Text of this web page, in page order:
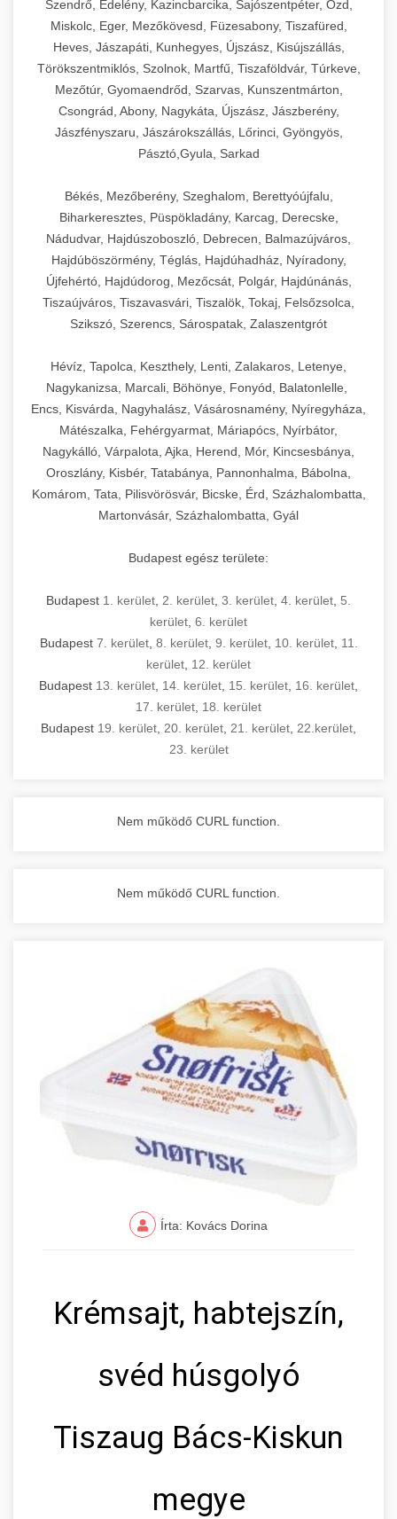
Szendrő, Edelény, Kazincbarcika, Sajószentpéter, Ózd,
Miskolc, Eger, Mezőkövesd, Füzesabony, Tiszafüred,
Heves, Jászapáti, Kunhegyes, Újszász, Kisújszállás,
Törökszentmiklós, Szolnok, Martfű, Tiszaföldvár, Túrkeve,
Mezőtúr, Gyomaendrőd, Szarvas, Kunszentmárton,
Csongrád, Abony, Nagykáta, Újszász, Jászberény,
Jászfényszaru, Jászárokszállás, Lőrinci, Gyöngyös,
Pásztó,Gyula, Sarkad
Békés, Mezőberény, Szeghalom, Berettyóújfalu,
Biharkeresztes, Püspökladány, Karcag, Derecske,
Nádudvar, Hajdúszoboszló, Debrecen, Balmazújváros,
Hajdúböszörmény, Téglás, Hajdúhadház, Nyíradony,
Újfehértó, Hajdúdorog, Mezőcsát, Polgár, Hajdúnánás,
Tiszaújváros, Tiszavasvári, Tiszalök, Tokaj, Felsőzsolca,
Szikszó, Szerencs, Sárospatak, Zalaszentgrót
Hévíz, Tapolca, Keszthely, Lenti, Zalakaros, Letenye,
Nagykanizsa, Marcali, Böhönye, Fonyód, Balatonlelle,
Encs, Kisvárda, Nagyhalász, Vásárosnamény, Nyíregyháza,
Mátészalka, Fehérgyarmat, Máriapócs, Nyírbátor,
Nagykálló, Várpalota, Ajka, Herend, Mór, Kincsesbánya,
Oroszlány, Kisbér, Tatabánya, Pannonhalma, Bábolna,
Komárom, Tata, Pilisvörösvár, Bicske, Érd, Százhalombatta,
Martonvásár, Százhalombatta, Gyál
Budapest egész területe:
Budapest 1. kerület 2. kerület 3. kerület 4. kerület 5.
kerület 6. kerület
Budapest 7. kerület, 8. kerület, 9. kerület, 10. kerület, 11.
kerület 12. kerület
Budapest 13. kerület 14. kerület 15. kerület 16. kerület
17. kerület 18. kerület
Budapest 19. kerület 20. kerület 21. kerület 22.kerület
23. kerület
Nem működő CURL function.
Nem működő CURL function.
Írta: Kovács Dorina
Krémsajt, habtejszín,
svéd húsgolyó
Tiszaug Bács-Kiskun
megye